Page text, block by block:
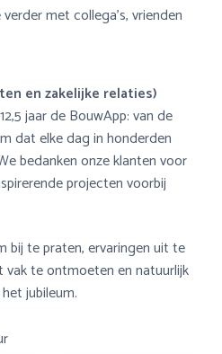
met collega’s, vrienden
en zakelijke relaties)
jaar de BouwApp: van de
dat elke dag in honderden
bedanken onze klanten voor
projecten voorbij
bij te praten, ervaringen uit te
vak te ontmoeten en natuurlijk
jubileum.